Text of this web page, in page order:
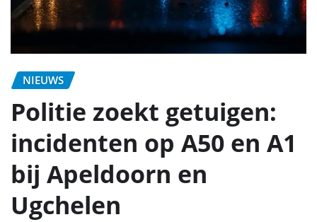
NIEUWS
Politie zoekt getuigen:
incidenten op A50 en A1
bij Apeldoorn en
Ugchelen